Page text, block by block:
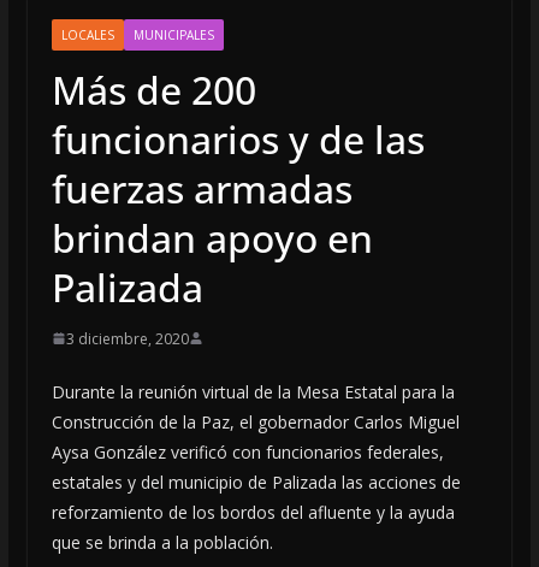
LOCALES MUNICIPALES
Más de 200
funcionarios y de las
fuerzas armadas
brindan apoyo en
Palizada
3 diciembre, 2020
Durante la reunión virtual de la Mesa Estatal para la
Construcción de la Paz, el gobernador Carlos Miguel
Aysa González verificó con funcionarios federales,
estatales y del municipio de Palizada las acciones de
reforzamiento de los bordos del afluente y la ayuda
que se brinda a la población.